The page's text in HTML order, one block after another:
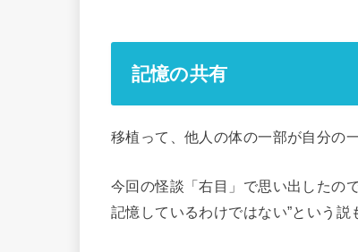
記憶の共有
移植って、他人の体の一部が自分の
今回の怪談「右目」で思い出したの
記憶しているわけではない”という説